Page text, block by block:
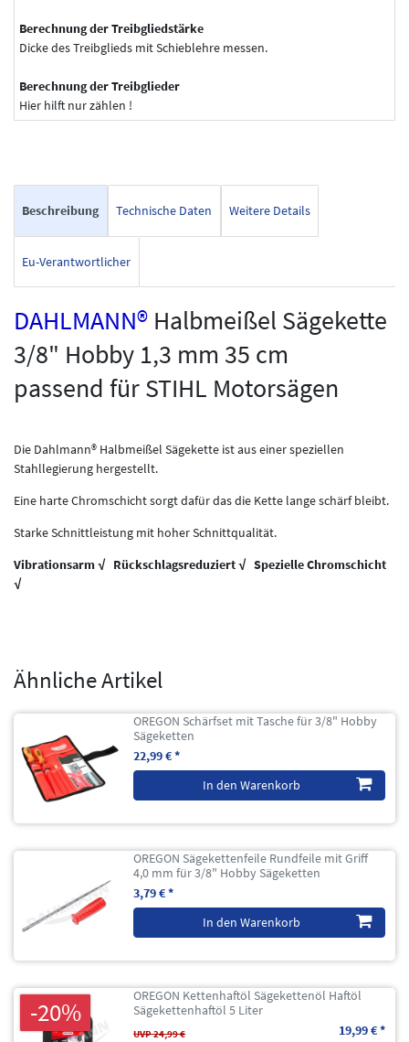
Berechnung der Treibgliedstärke
Dicke des Treibglieds mit Schieblehre messen.
Berechnung der Treibglieder
Hier hilft nur zählen !
Beschreibung Technische Daten Weitere Details
Eu-Verantwortlicher
DAHLMANN® Halbmeißel Sägekette
3/8" Hobby 1,3 mm 35 cm
passend für STIHL Motorsägen
Die Dahlmann® Halbmeißel Sägekette ist aus einer speziellen
Stahllegierung hergestellt.
Eine harte Chromschicht sorgt dafür das die Kette lange schärf bleibt.
Starke Schnittleistung mit hoher Schnittqualität.
Vibrationsarm √ Rückschlagsreduziert √ Spezielle Chromschicht
√
Ähnliche Artikel
OREGON Schärfset mit Tasche für 3/8" Hobby
Sägeketten
22,99 € *
In den Warenkorb
OREGON Sägekettenfeile Rundfeile mit Griff
4,0 mm für 3/8" Hobby Sägeketten
3,79 € *
In den Warenkorb
-20%
OREGON Kettenhaftöl Sägekettenöl Haftöl
Sägekettenhaftöl 5 Liter
UVP 24,99 € 19,99 € *